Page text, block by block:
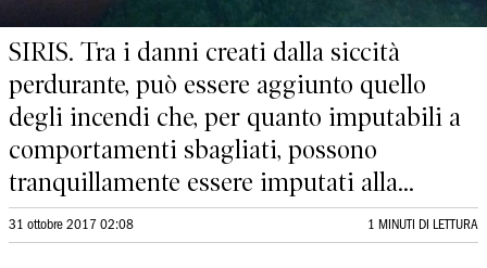
SIRIS. Tra i danni creati dalla siccità
perdurante, può essere aggiunto quello
degli incendi che, per quanto imputabili a
comportamenti sbagliati, possono
tranquillamente essere imputati alla...
31 ottobre 2017 02:08 1 MINUTI DI LETTURA